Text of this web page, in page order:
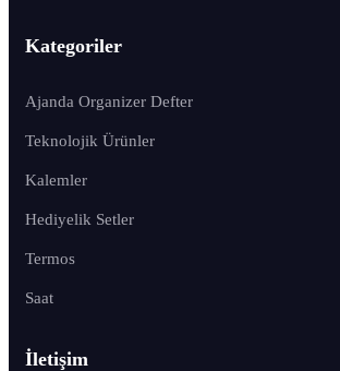
Kategoriler
Ajanda Organizer Defter
Teknolojik Ürünler
Kalemler
Hediyelik Setler
Termos
Saat
İletişim